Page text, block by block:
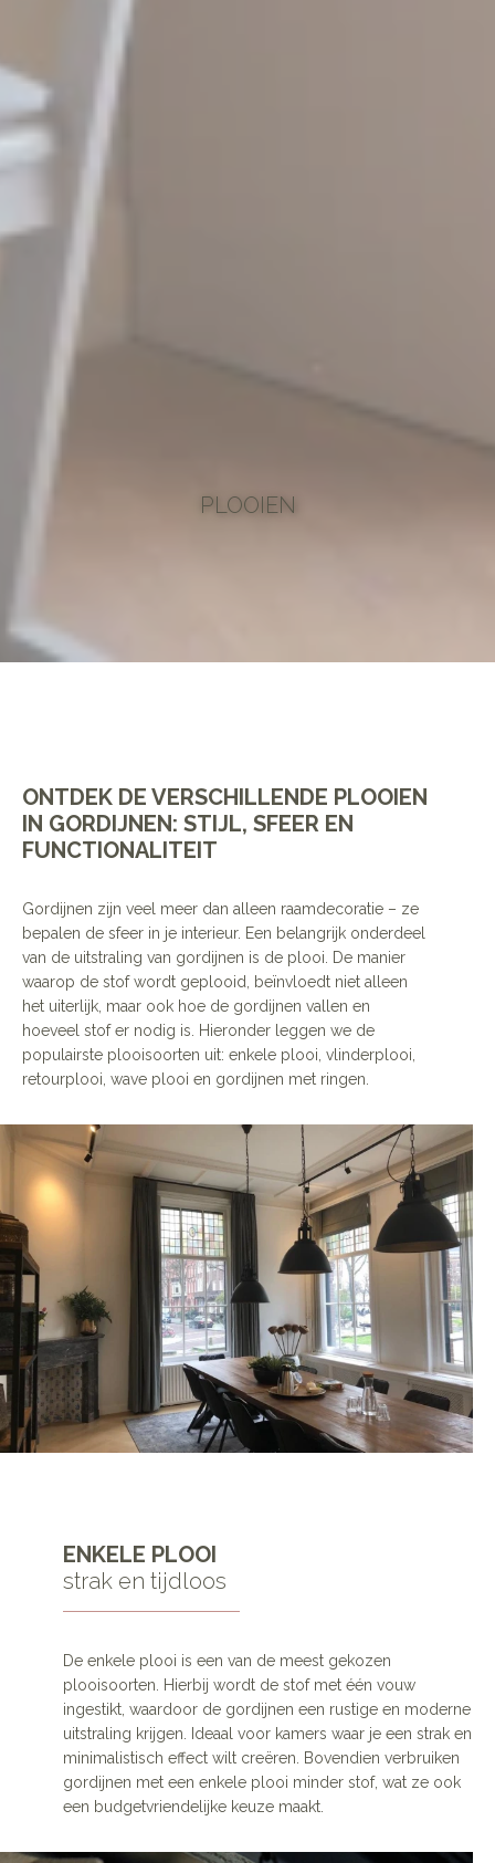
PLOOIEN
ONTDEK DE VERSCHILLENDE PLOOIEN
IN GORDIJNEN: STIJL, SFEER EN
FUNCTIONALITEIT
Gordijnen zijn veel meer dan alleen raamdecoratie – ze
bepalen de sfeer in je interieur. Een belangrijk onderdeel
van de uitstraling van gordijnen is de plooi. De manier
waarop de stof wordt geplooid, beïnvloedt niet alleen
het uiterlijk, maar ook hoe de gordijnen vallen en
hoeveel stof er nodig is. Hieronder leggen we de
populairste plooisoorten uit: enkele plooi, vlinderplooi,
retourplooi, wave plooi en gordijnen met ringen.
ENKELE PLOOI
strak en tijdloos
De enkele plooi is een van de meest gekozen
plooisoorten. Hierbij wordt de stof met één vouw
ingestikt, waardoor de gordijnen een rustige en moderne
uitstraling krijgen. Ideaal voor kamers waar je een strak en
minimalistisch effect wilt creëren. Bovendien verbruiken
gordijnen met een enkele plooi minder stof, wat ze ook
een budgetvriendelijke keuze maakt.